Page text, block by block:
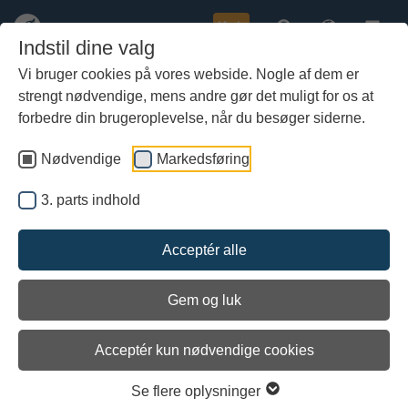
Indstil dine valg
Vi bruger cookies på vores webside. Nogle af dem er
strengt nødvendige, mens andre gør det muligt for os at
forbedre din brugeroplevelse, når du besøger siderne.
Nødvendige Markedsføring
3. parts indhold
Acceptér alle
Gem og luk
Acceptér kun nødvendige cookies
Se flere oplysninger
indhold
Køb
Arkiveret
Borgermøde om lokalplan for Nyt
Vikingeskibsmuseum